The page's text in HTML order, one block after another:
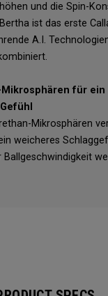
und die Spin-
ist das erste
A.I.
für ein
Mikrosphären
weicheres